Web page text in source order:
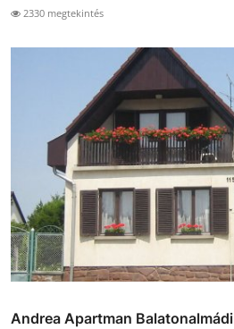
2330 megtekintés
Andrea Apartman Balatonalmádi